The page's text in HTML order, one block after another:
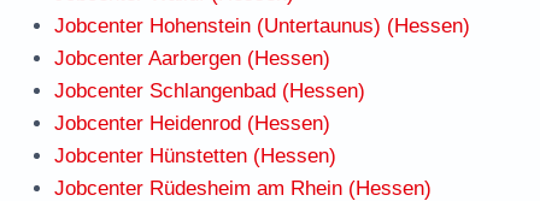
Jobcenter Hohenstein (Untertaunus) (Hessen)
Jobcenter Aarbergen (Hessen)
Jobcenter Schlangenbad (Hessen)
Jobcenter Heidenrod (Hessen)
Jobcenter Hünstetten (Hessen)
Jobcenter Rüdesheim am Rhein (Hessen)